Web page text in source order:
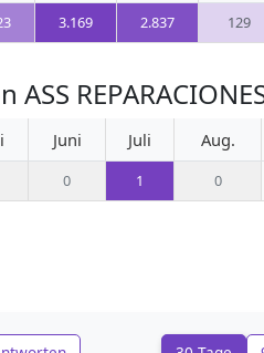
3.169 2.837 129
Juni Juli Aug.
0 1 0